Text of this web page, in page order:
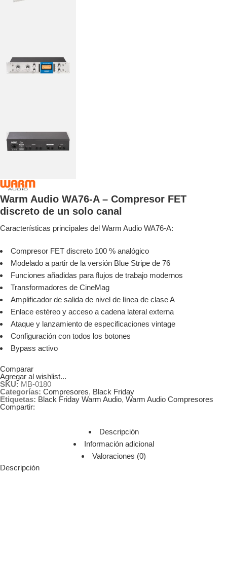
Warm Audio WA76-A – Compresor FET
discreto de un solo canal
Características principales del Warm Audio WA76-A:
Compresor FET discreto 100 % analógico
Modelado a partir de la versión Blue Stripe de 76
Funciones añadidas para flujos de trabajo modernos
Transformadores de CineMag
Amplificador de salida de nivel de línea de clase A
Enlace estéreo y acceso a cadena lateral externa
Ataque y lanzamiento de especificaciones vintage
Configuración con todos los botones
Bypass activo
Comparar
Agregar al wishlist...
SKU: MB-0180
Categorías: Compresores, Black Friday
Etiquetas: Black Friday Warm Audio, Warm Audio Compresores
Compartir:
Descripción
Información adicional
Valoraciones (0)
Descripción